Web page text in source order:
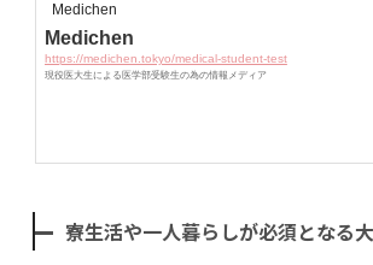
Medichen
Medichen
https://medichen.tokyo/medical-student-test
現役医大生による医学部受験生の為の情報メディア
寮生活や一人暮らしが必須となる